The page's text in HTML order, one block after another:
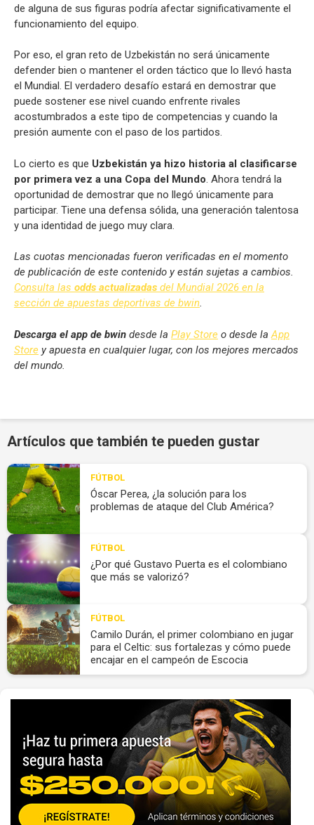
de alguna de sus figuras podría afectar significativamente el
funcionamiento del equipo.
Por eso, el gran reto de Uzbekistán no será únicamente
defender bien o mantener el orden táctico que lo llevó hasta
el Mundial. El verdadero desafío estará en demostrar que
puede sostener ese nivel cuando enfrente rivales
acostumbrados a este tipo de competencias y cuando la
presión aumente con el paso de los partidos.
Lo cierto es que Uzbekistán ya hizo historia al clasificarse
por primera vez a una Copa del Mundo . Ahora tendrá la
oportunidad de demostrar que no llegó únicamente para
participar. Tiene una defensa sólida, una generación talentosa
y una identidad de juego muy clara.
Las cuotas mencionadas fueron verificadas en el momento
de publicación de este contenido y están sujetas a cambios.
Consulta las odds actualizadas del Mundial 2026 en la
sección de apuestas deportivas de bwin.
Descarga el app de bwin desde la Play Store o desde la App
Store y apuesta en cualquier lugar, con los mejores mercados
del mundo.
Artículos que también te pueden gustar
FÚTBOL
Óscar Perea, ¿la solución para los
problemas de ataque del Club América?
FÚTBOL
¿Por qué Gustavo Puerta es el colombiano
que más se valorizó?
FÚTBOL
Camilo Durán, el primer colombiano en jugar
para el Celtic: sus fortalezas y cómo puede
encajar en el campeón de Escocia